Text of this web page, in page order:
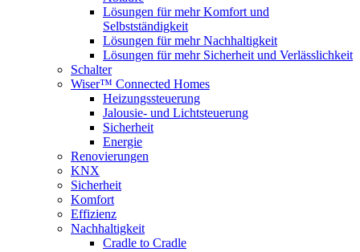
Lösungen für mehr Komfort und
Selbstständigkeit
Lösungen für mehr Nachhaltigkeit
Lösungen für mehr Sicherheit und Verlässlichkeit
Schalter
Wiser™ Connected Homes
Heizungssteuerung
Jalousie- und Lichtsteuerung
Sicherheit
Energie
Renovierungen
KNX
Sicherheit
Komfort
Effizienz
Nachhaltigkeit
Cradle to Cradle